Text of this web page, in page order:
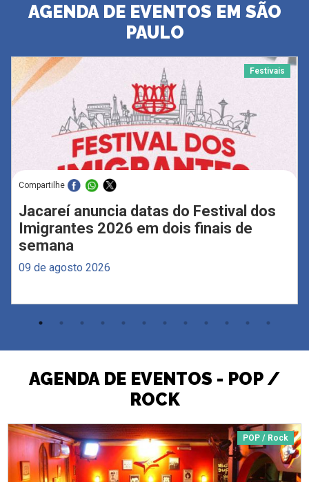
AGENDA DE EVENTOS EM SÃO
PAULO
Festivais
Compartilhe
Jacareí anuncia datas do Festival dos
Imigrantes 2026 em dois finais de
semana
09 de agosto 2026
AGENDA DE EVENTOS - POP /
ROCK
POP / Rock